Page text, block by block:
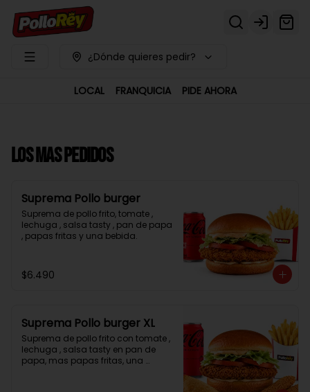
Login
¿Dónde quieres pedir?
LOCAL FRANQUICIA PIDE AHORA
LOS MAS PEDIDOS
Suprema Pollo burger
Suprema de pollo frito, tomate ,
lechuga , salsa tasty , pan de papa
, papas fritas y una bebida.
$6.490
Suprema Pollo burger XL
Suprema de pollo frito con tomate ,
lechuga , salsa tasty en pan de
papa, mas papas fritas, una